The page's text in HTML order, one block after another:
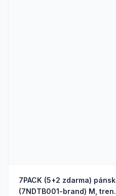
7PACK (5+2 zdarma)
(7NDTB001-brand) M,